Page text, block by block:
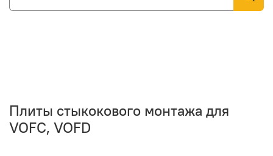
Плиты стыкокового монтажа для
VOFC, VOFD